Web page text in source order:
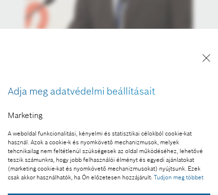
Adja meg adatvédelmi beállításait
Marketing
A weboldal funkcionalitási, kényelmi és statisztikai célokból cookie-kat
használ. Azok a cookie-k és nyomkövető mechanizmusok, melyek
tehcnikailag nem feltétlenül szükségesek az oldal működéséhez, lehetővé
teszik számunkra, hogy jobb felhasználói élményt és egyedi ajánlatokat
(marketing cookie-kat és nyomkövető mechanizmusokat) nyújtsunk. Ezek
csak akkor használhatók, ha Ön előzetesen hozzájárult: Tudjon meg többet
Javier González Pareja, a magyarországi Bosch
csoport vezetõje
A kép "Forrás: Bosch" megjelöléssel a sajtó
számára díjmentesen felhasználható.